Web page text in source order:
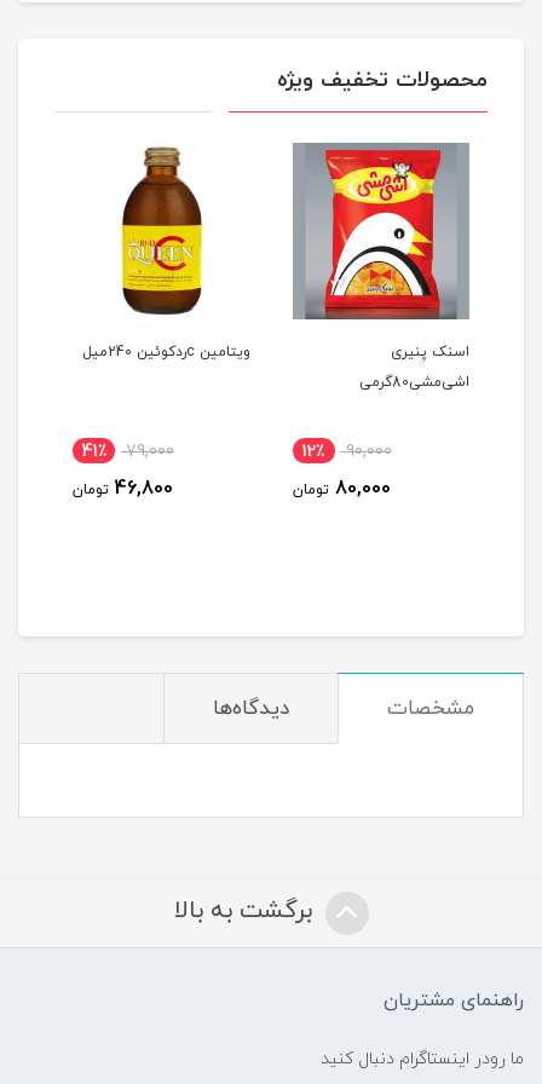
محصولات تخفیف ویژه
اسنک پنیری
اشی‌مشی80گرمی
90,000 12٪
80,000 تومان
ویتامین cردکوئین 240میل
79,000 41٪
46,800 تومان
مشخصات دیدگاه‌ها
برگشت به بالا
راهنمای مشتریان
ما رودر اینستاگرام دنبال کنید